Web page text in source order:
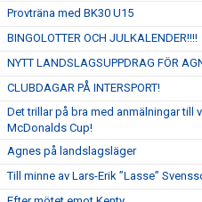
Provträna med BK30 U15
BINGOLOTTER OCH JULKALENDER!!!!
NYTT LANDSLAGSUPPDRAG FÖR
CLUBDAGAR PÅ INTERSPORT!
Det trillar på bra med anmälningar till
McDonalds Cup!
Agnes på landslagsläger
Till minne av Lars-Erik ”Lasse”